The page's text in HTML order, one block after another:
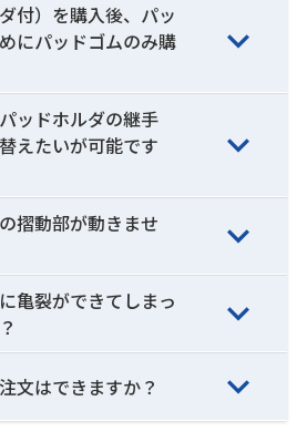
付）を購入後、パッ
にパッドゴムのみ購
ッドホルダの継手
えたいが可能です
摺動部が動きませ
亀裂ができてしまっ
文はできますか？